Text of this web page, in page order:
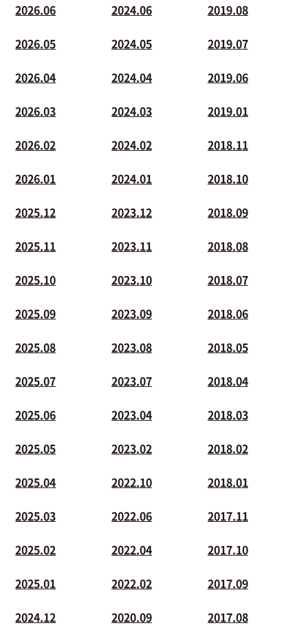
2026.06
2026.05
2026.04
2026.03
2026.02
2026.01
2025.12
2025.11
2025.10
2025.09
2025.08
2025.07
2025.06
2025.05
2025.04
2025.03
2025.02
2025.01
2024.12
2024.06
2024.05
2024.04
2024.03
2024.02
2024.01
2023.12
2023.11
2023.10
2023.09
2023.08
2023.07
2023.04
2023.02
2022.10
2022.06
2022.04
2022.02
2020.09
2019.08
2019.07
2019.06
2019.01
2018.11
2018.10
2018.09
2018.08
2018.07
2018.06
2018.05
2018.04
2018.03
2018.02
2018.01
2017.11
2017.10
2017.09
2017.08